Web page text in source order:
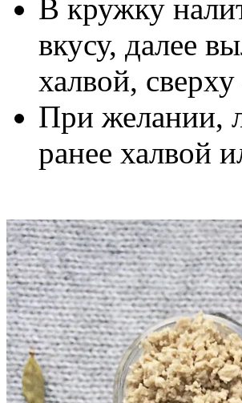
В кружку
вкусу, далее
халвой,
При желании,
ранее халвой